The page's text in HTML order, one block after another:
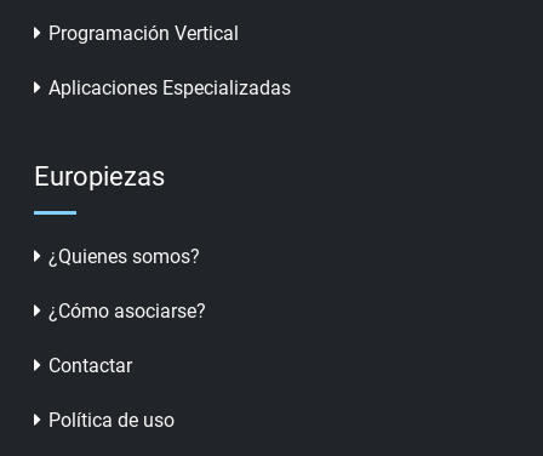
Programación Vertical
Aplicaciones Especializadas
Europiezas
¿Quienes somos?
¿Cómo asociarse?
Contactar
Política de uso